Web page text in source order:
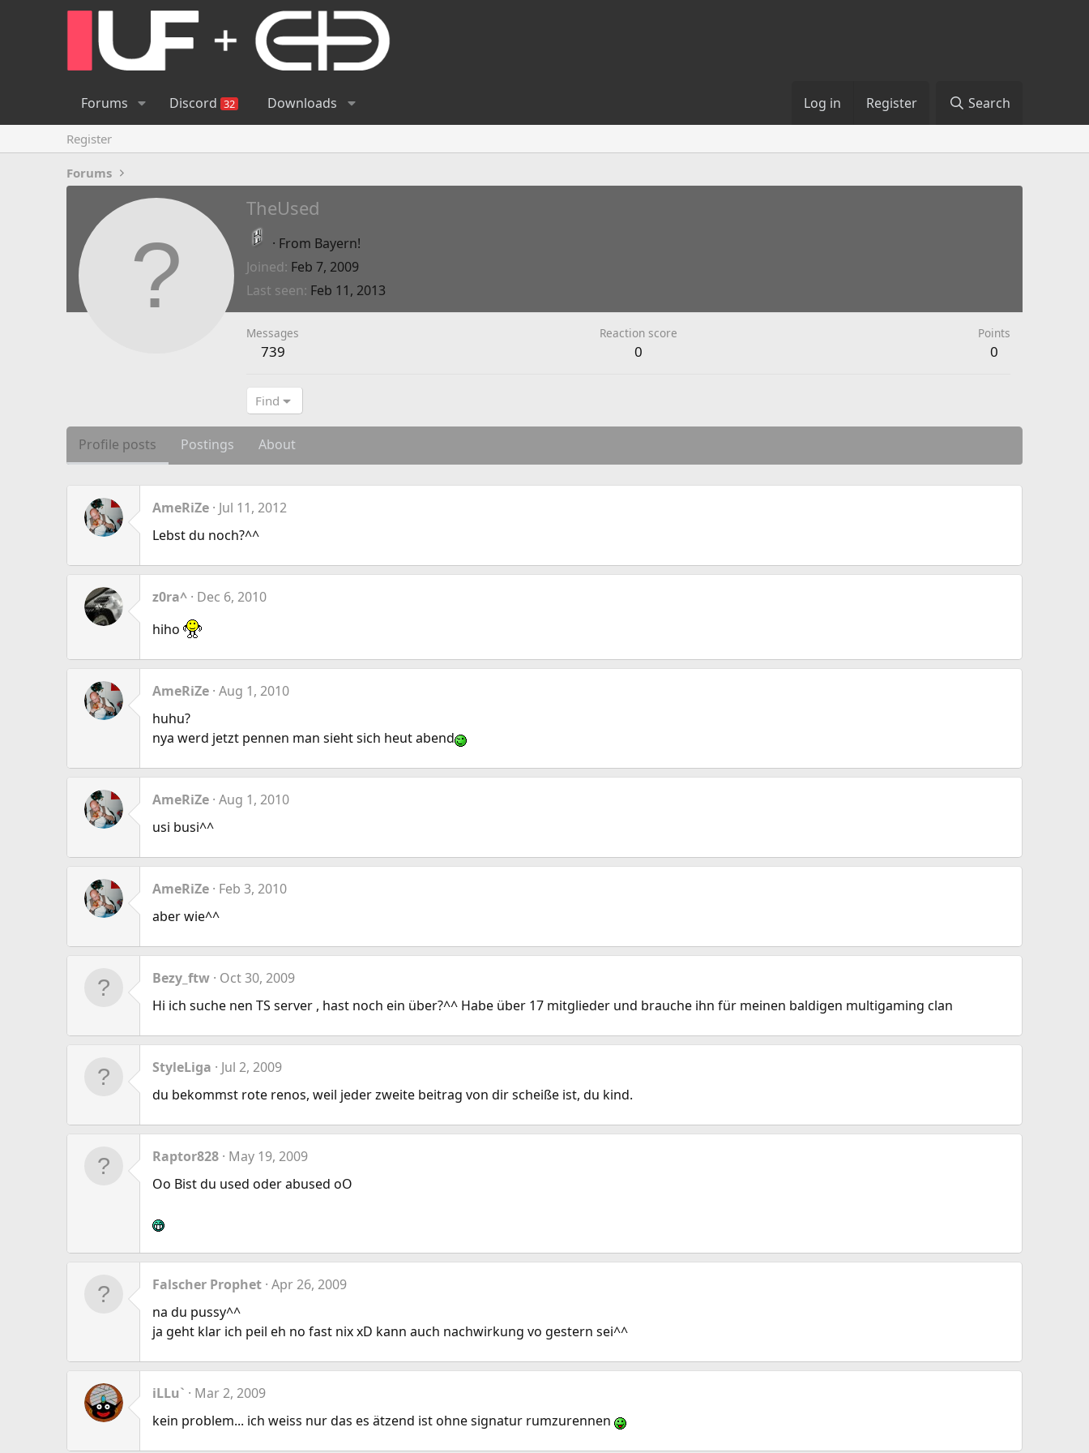
Forums Discord 32 Downloads Log in Register Search
Register
Forums
TheUsed
· From Bayern!
Joined Feb 7, 2009
Last seen Feb 11, 2013
Messages
739
Reaction score
0
Points
0
Find
Profile posts Postings About
AmeRiZe Jul 11, 2012
Lebst du noch?^^
z0ra^ Dec 6, 2010
hiho
AmeRiZe Aug 1, 2010
huhu?
nya werd jetzt pennen man sieht sich heut abend
AmeRiZe Aug 1, 2010
usi busi^^
AmeRiZe Feb 3, 2010
aber wie^^
Bezy_ftw Oct 30, 2009
Hi ich suche nen TS server , hast noch ein über?^^ Habe über 17 mitglieder und brauche ihn für meinen baldigen multigaming clan
StyleLiga
Jul 2, 2009
du bekommst rote renos, weil jeder zweite beitrag von dir scheiße ist, du kind.
Raptor828 May 19, 2009
Oo Bist du used oder abused oO
Falscher Prophet Apr 26, 2009
na du pussy^^
ja geht klar ich peil eh no fast nix xD kann auch nachwirkung vo gestern sei^^
iLLu`
Mar 2, 2009
kein problem... ich weiss nur das es ätzend ist ohne signatur rumzurennen